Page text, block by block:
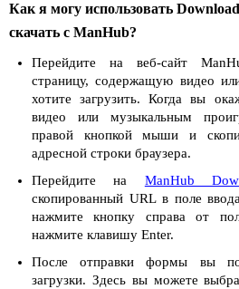
Как я могу использовать
скачать с ManHub?
Перейдите на веб-сайт
страницу, содержащую видео
хотите загрузить. Когда вы
видео или музыкальным
правой кнопкой мыши и
адресной строки браузера.
Перейдите на ManHub
скопированный URL в поле
нажмите кнопку справа от
нажмите клавишу Enter.
После отправки формы вы
загрузки. Здесь вы можете